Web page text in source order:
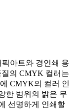
아트와 경인쇄 용
질의 CMYK 컬러는
CMYK의 컬러 인
한 범위의 밝은 무
선명하게 인쇄할